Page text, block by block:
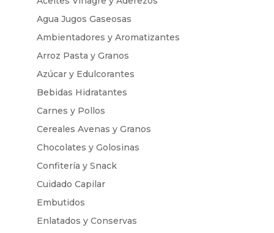
Agua Jugos Gaseosas
Ambientadores y Aromatizantes
Arroz Pasta y Granos
Azúcar y Edulcorantes
Bebidas Hidratantes
Carnes y Pollos
Cereales Avenas y Granos
Chocolates y Golosinas
Confitería y Snack
Cuidado Capilar
Embutidos
Enlatados y Conservas